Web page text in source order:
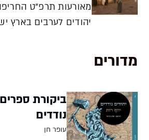
גלגוליה
הראשונה בארץ
מאורעות תרפ"ט
יהודים לערבים בארץ
סביב סוגיית הכותל
דרכה ש
מדורים
ביקורת
נודדים
עופר חן